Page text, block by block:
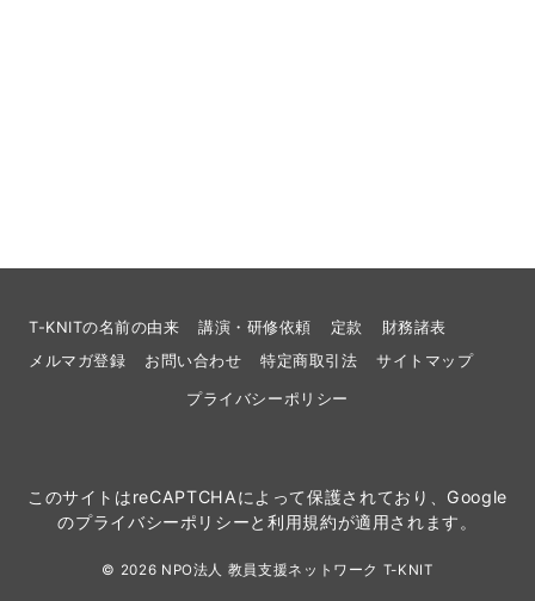
T-KNITの名前の由来 講演・研修依頼 定款
財務諸表
メルマガ登録
お問い合わせ 特定商取引法 サイトマップ
プライバシーポリシー
このサイトはreCAPTCHAによって保護されており、Google
のプライバシーポリシーと 利用規約が適用されます。
© 2026 NPO法人 教員支援ネットワーク T-KNIT